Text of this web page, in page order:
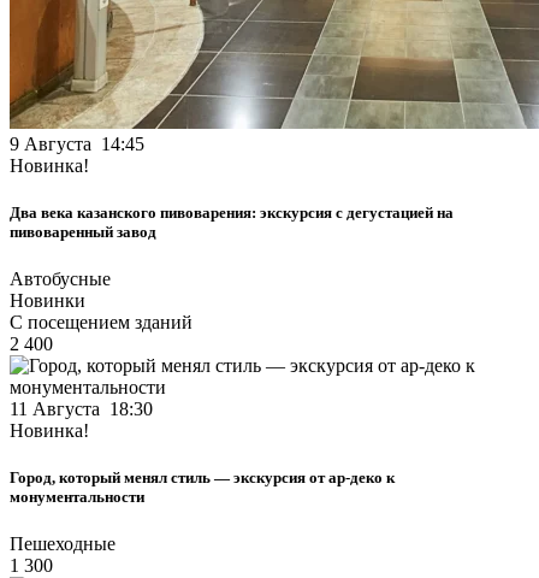
9 Августа 14:45
Новинка!
Два века казанского пивоварения: экскурсия с дегустацией на
пивоваренный завод
Автобусные
Новинки
С посещением зданий
2 400
11 Августа 18:30
Новинка!
Город, который менял стиль — экскурсия от ар-деко к
монументальности
Пешеходные
1 300